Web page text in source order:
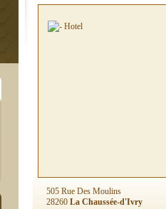
505 Rue Des Moulins
28260 La Chaussée-d'Ivry